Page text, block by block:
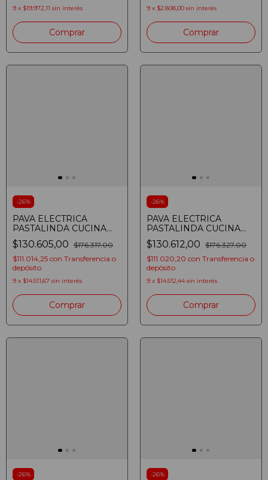
9 x $19.972,11 sin interés 9 x $2.808,00 sin interés
-26%
PAVA ELECTRICA
PASTALINDA CUCINA
BOLLITORE ROJA
$130.605,00 $176.317,00
$111.014,25 con Transferencia o
depósito
9 x $14.511,67 sin interés
-26%
PAVA ELECTRICA
PASTALINDA CUCINA
BOLLITORE NEGRA KE-
1108BDGT
$130.612,00 $176.327,00
$111.020,20 con Transferencia o
depósito
9 x $14.512,44 sin interés
-26% -26%